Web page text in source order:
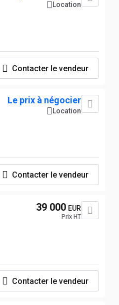
Location
Contacter le vendeur
Le prix à négocier
Location
Contacter le vendeur
39 000 EUR
Prix HT
Contacter le vendeur